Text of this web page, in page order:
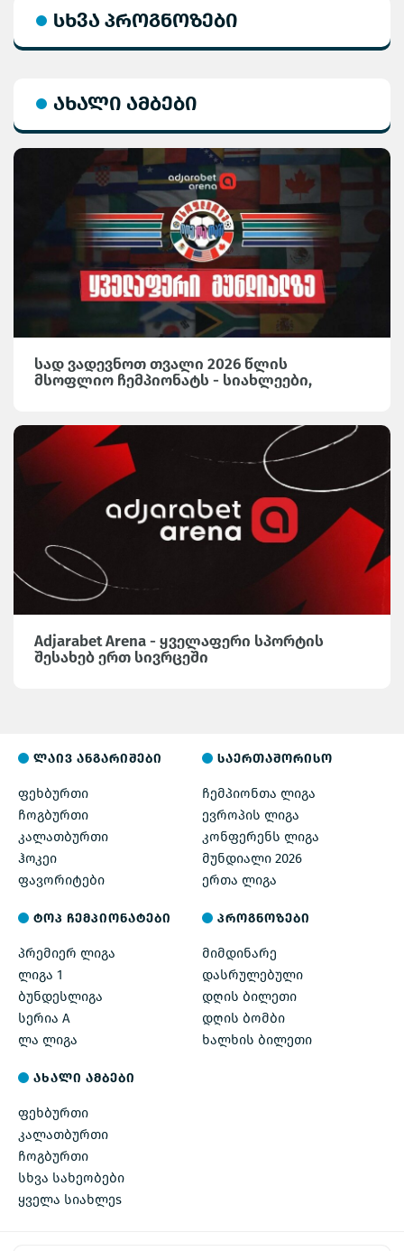
სხვა პროგნოზები
ახალი ამბები
სად ვადევნოთ თვალი 2026 წლის
მსოფლიო ჩემპიონატს - სიახლეები,
Adjarabet Arena - ყველაფერი სპორტის
შესახებ ერთ სივრცეში
ლაივ ანგარიშები
ფეხბურთი
ჩოგბურთი
კალათბურთი
ჰოკეი
ფავორიტები
საერთაშორისო
ჩემპიონთა ლიგა
ევროპის ლიგა
კონფერენს ლიგა
მუნდიალი 2026
ერთა ლიგა
ტოპ ჩემპიონატები
პრემიერ ლიგა
ლიგა 1
ბუნდესლიგა
სერია A
ლა ლიგა
პროგნოზები
მიმდინარე
დასრულებული
დღის ბილეთი
დღის ბომბი
ხალხის ბილეთი
ახალი ამბები
ფეხბურთი
კალათბურთი
ჩოგბურთი
სხვა სახეობები
ყველა სიახლეs